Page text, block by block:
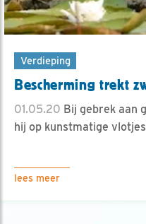
Verdieping
Bescherming trekt
01.05.20 Bij gebrek aan
hij op kunstmatige
lees meer